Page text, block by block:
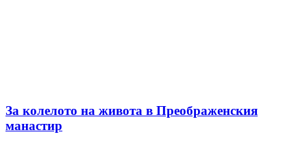
За колелото на живота в Преображенския
манастир